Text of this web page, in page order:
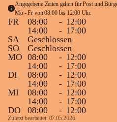
Angegebene Zeiten gelten für Post und
Mo - Fr von 08:00 bis 12:00 Uhr.
FR 08:00 - 12:00
14:00
- 17:00
SA
Geschlossen
SO
Geschlossen
MO 08:00 - 12:00
14:00
- 17:00
DI
08:00 - 12:00
14:00
- 17:00
MI
08:00 - 12:00
14:00
- 17:00
DO
08:00 - 12:00
Zuletzt bearbeitet: 07.05.2026